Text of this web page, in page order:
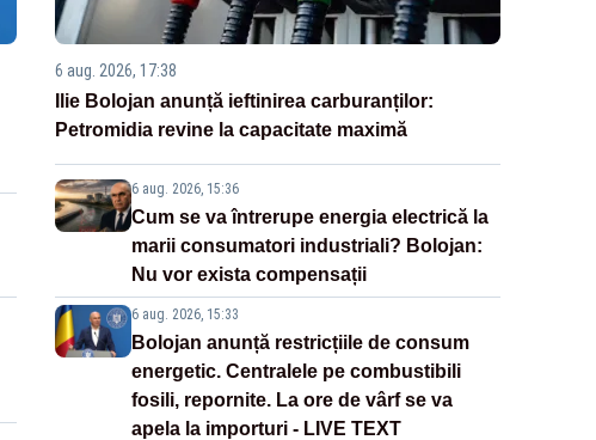
6 aug. 2026, 17:38
Ilie Bolojan anunță ieftinirea carburanților:
Petromidia revine la capacitate maximă
6 aug. 2026, 15:36
Cum se va întrerupe energia electrică la
marii consumatori industriali? Bolojan:
Nu vor exista compensații
6 aug. 2026, 15:33
Bolojan anunță restricțiile de consum
energetic. Centralele pe combustibili
fosili, repornite. La ore de vârf se va
apela la importuri - LIVE TEXT